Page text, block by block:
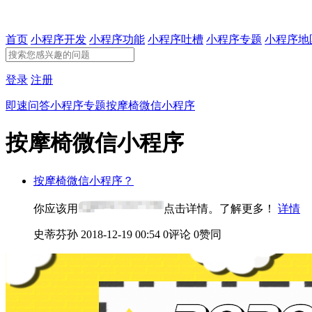
首页 小程序开发 小程序功能 小程序吐槽 小程序专题 小程序地
登录 注册
即速问答小程序专题按摩椅微信小程序
按摩椅微信小程序
按摩椅微信小程序？
你应该用 点击详情。了解更多！ 详情
史蒂芬孙 2018-12-19 00:54 0评论 0赞同